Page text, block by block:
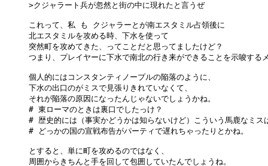
>クジャラート兵が忽然と街の中に現れたと言うぜ
これって、私 も クジャラーとが南エスタミル占領後に
北エスタミルを攻める時、下水を使って
突然町を攻めてきた、ってことだと思ってましたけど？
つまり、プレイヤーに下水で南北の行き来ができることを示唆する
個人的にはコンスタンティノープルの陥落のように、
下水の出口のがミスで見張りきれていなくて、
それが陥落の原因になったんじゃないでしょうかね。
# 東ローマのときは裏口でしたっけ？
# 歴史的には（事実かどうかは知らないけど）こういう馬鹿なミス
# どっかの国の宣戦布告がパーティで遅れちゃったりとかね。
とすると、単に町を攻めるのではなく、
周囲からきちんと手を回して包囲していたんでしょうね。